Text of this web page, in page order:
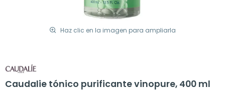
Haz clic en la imagen para ampliarla
Caudalie tónico purificante vinopure, 400 ml